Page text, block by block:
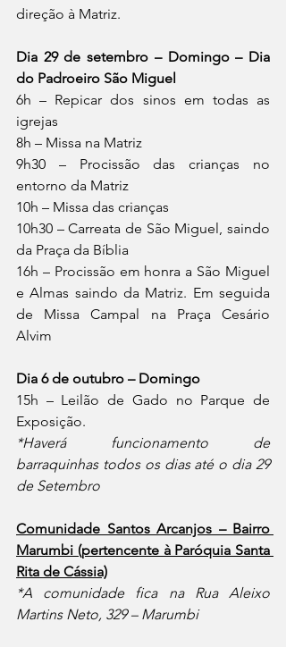
direção à Matriz.
Dia 29 de setembro – Domingo – Dia
do Padroeiro São Miguel
6h – Repicar dos sinos em todas as
igrejas
8h – Missa na Matriz
9h30 – Procissão das crianças no
entorno da Matriz
10h – Missa das crianças
10h30 – Carreata de São Miguel, saindo
da Praça da Bíblia
16h – Procissão em honra a São Miguel
e Almas saindo da Matriz. Em seguida
de Missa Campal na Praça Cesário
Alvim
Dia 6 de outubro – Domingo
15h – Leilão de Gado no Parque de
Exposição.
*Haverá funcionamento de
barraquinhas todos os dias até o dia 29
de Setembro
Comunidade Santos Arcanjos – Bairro
Marumbi (pertencente à Paróquia Santa
Rita de Cássia)
*A comunidade fica na Rua Aleixo
Martins Neto, 329 – Marumbi